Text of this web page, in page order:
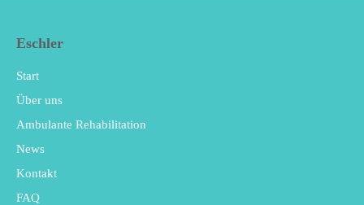
Eschler
Start
Über uns
Ambulante Rehabilitation
News
Kontakt
FAQ